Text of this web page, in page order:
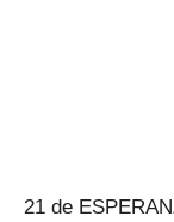
21 de